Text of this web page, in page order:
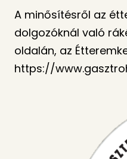
A minősítésről az
dolgozóknál való
oldalán, az
https://